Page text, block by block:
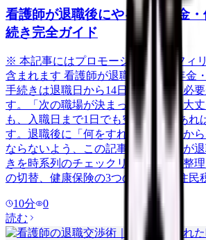
看護師が退職後にやるべき年金
続き完全ガイド
※ 本記事にはプロモーション（アフィ
含まれます 看護師が退職した後、年金
手続きは退職日から14日以内に行う必
す。「次の職場が決まっているから大
も、入職日まで1日でも空白期間があれ
す。退職後に「何をすればいいかわか
ならないよう、この記事では看護師が
きを時系列のチェックリスト形式で整
の切替、健康保険の3つの選択肢、住民
10分
0
読む